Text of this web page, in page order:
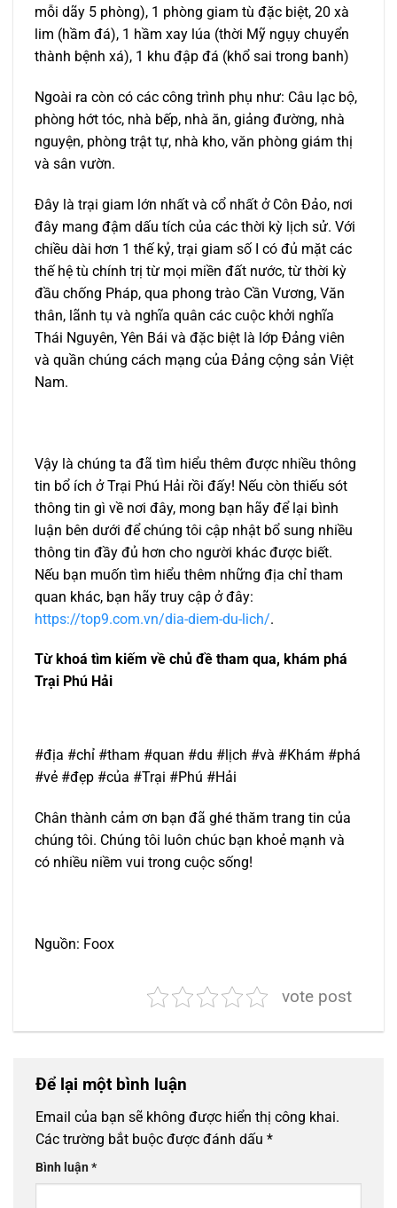
mỗi dãy 5 phòng), 1 phòng giam tù đặc biệt, 20 xà
lim (hầm đá), 1 hầm xay lúa (thời Mỹ ngụy chuyển
thành bệnh xá), 1 khu đập đá (khổ sai trong banh)
Ngoài ra còn có các công trình phụ như: Câu lạc bộ,
phòng hớt tóc, nhà bếp, nhà ăn, giảng đường, nhà
nguyện, phòng trật tự, nhà kho, văn phòng giám thị
và sân vườn.
Đây là trại giam lớn nhất và cổ nhất ở Côn Đảo, nơi
đây mang đậm dấu tích của các thời kỳ lịch sử. Với
chiều dài hơn 1 thế kỷ, trại giam số I có đủ mặt các
thế hệ tù chính trị từ mọi miền đất nước, từ thời kỳ
đầu chống Pháp, qua phong trào Cần Vương, Văn
thân, lãnh tụ và nghĩa quân các cuộc khởi nghĩa
Thái Nguyên, Yên Bái và đặc biệt là lớp Đảng viên
và quần chúng cách mạng của Đảng cộng sản Việt
Nam.
Vậy là chúng ta đã tìm hiểu thêm được nhiều thông
tin bổ ích ở Trại Phú Hải rồi đấy! Nếu còn thiếu sót
thông tin gì về nơi đây, mong bạn hãy để lại bình
luận bên dưới để chúng tôi cập nhật bổ sung nhiều
thông tin đầy đủ hơn cho người khác được biết.
Nếu bạn muốn tìm hiểu thêm những địa chỉ tham
quan khác, bạn hãy truy cập ở đây:
https://top9.com.vn/dia-diem-du-lich/.
Từ khoá tìm kiếm về chủ đề tham qua, khám phá
Trại Phú Hải
#địa #chỉ #tham #quan #du #lịch #và #Khám #phá
#vẻ #đẹp #của #Trại #Phú #Hải
Chân thành cảm ơn bạn đã ghé thăm trang tin của
chúng tôi. Chúng tôi luôn chúc bạn khoẻ mạnh và
có nhiều niềm vui trong cuộc sống!
Nguồn: Foox
vote post
Để lại một bình luận
Email của bạn sẽ không được hiển thị công khai.
Các trường bắt buộc được đánh dấu *
Bình luận*